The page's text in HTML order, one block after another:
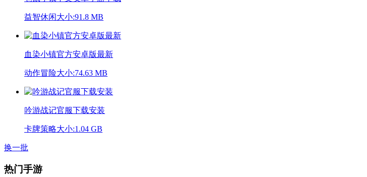
益智休闲大小:91.8 MB
血染小镇官方安卓版最新
动作冒险大小:74.63 MB
吟游战记官服下载安装
卡牌策略大小:1.04 GB
换一批
热门手游